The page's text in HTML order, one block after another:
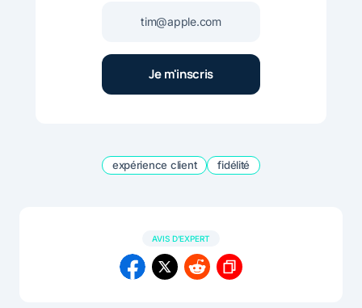
expérience client fidélité
AVIS D'EXPERT